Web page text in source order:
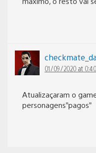
checkmate_da
01/09/2020 at
Atualizaçaram o
personagens”pagos”